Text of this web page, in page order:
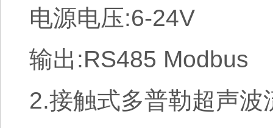
电源电压:6-24V
输出:RS485 Modbus
2.接触式多普勒超声波